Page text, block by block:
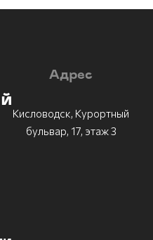
Адрес
Кисловодск, Курортный
бульвар, 17, этаж 3